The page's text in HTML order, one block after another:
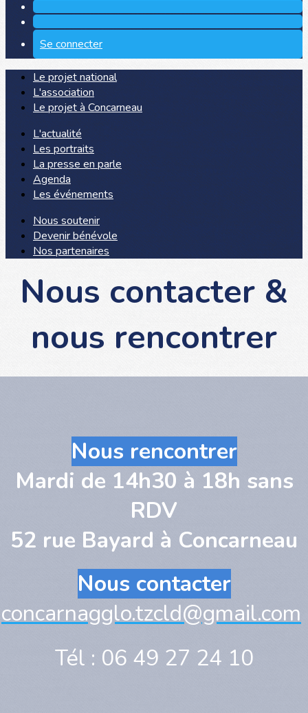
Se connecter
Le projet national
L'association
Le projet à Concarneau
L'actualité
Les portraits
La presse en parle
Agenda
Les événements
Nous soutenir
Devenir bénévole
Nos partenaires
Nous contacter &
nous rencontrer
Nous rencontrer
Mardi de 14h30 à 18h sans
RDV
52 rue Bayard à Concarneau
Nous contacter
concarnagglo.tzcld@gmail.com
Tél : 06 49 27 24 10